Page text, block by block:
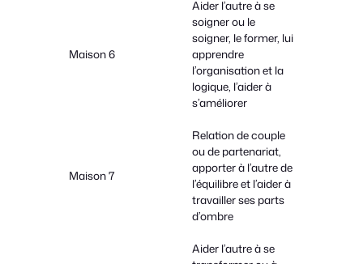
Maison 6
Aider l’autre à se
soigner ou le
soigner, le former, lui
apprendre
l’organisation et la
logique, l’aider à
s’améliorer
Maison 7
Relation de couple
ou de partenariat,
apporter à l’autre de
l’équilibre et l’aider à
travailler ses parts
d’ombre
Aider l’autre à se